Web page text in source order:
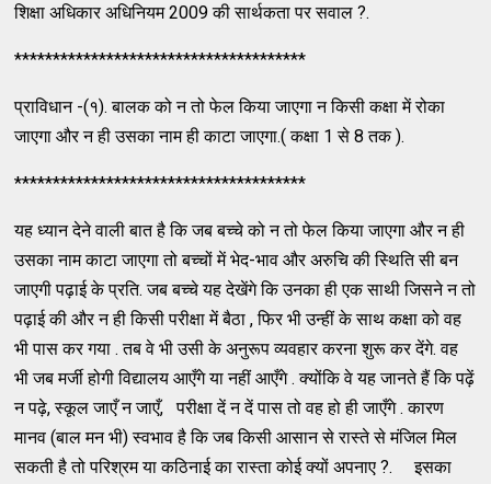
शिक्षा अधिकार अधिनियम 2009 की सार्थकता पर सवाल ?.
**************************************
प्राविधान -(१). बालक को न तो फेल किया जाएगा न किसी कक्षा में रोका
जाएगा और न ही उसका नाम ही काटा जाएगा.( कक्षा 1 से 8 तक ).
**************************************
यह ध्यान देने वाली बात है कि जब बच्चे को न तो फेल किया जाएगा और न ही
उसका नाम काटा जाएगा तो बच्चों में भेद-भाव और अरुचि की स्थिति सी बन
जाएगी पढ़ाई के प्रति. जब बच्चे यह देखेंगे कि उनका ही एक साथी जिसने न तो
पढ़ाई की और न ही किसी परीक्षा में बैठा , फिर भी उन्हीं के साथ कक्षा को वह
भी पास कर गया . तब वे भी उसी के अनुरूप व्यवहार करना शुरू कर देंगे. वह
भी जब मर्जी होगी विद्यालय आएँगे या नहीं आएँगे . क्योंकि वे यह जानते हैं कि पढ़ें
न पढ़े, स्कूल जाएँ न जाएँ, परीक्षा दें न दें पास तो वह हो ही जाएँगे . कारण
मानव (बाल मन भी) स्वभाव है कि जब किसी आसान से रास्ते से मंजिल मिल
सकती है तो परिश्रम या कठिनाई का रास्ता कोई क्यों अपनाए ?. इसका